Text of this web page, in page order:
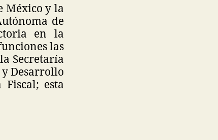
México y la
de
en la
las
Secretaría
y Desarrollo
Fiscal; esta